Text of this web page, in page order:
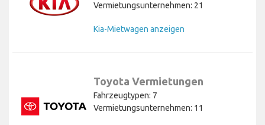
Vermietungsunternehmen: 21
Kia-Mietwagen anzeigen
Toyota Vermietungen
Fahrzeugtypen: 7
Vermietungsunternehmen: 11